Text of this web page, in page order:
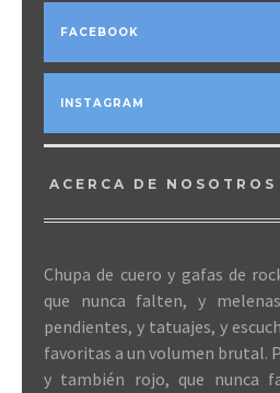
FACEBOOK
INSTAGRAM
ACERCA DE NOSOTROS
Chupa de cuero y gafas de
que nunca falten, y
pendientes, y tatuajes, y
favoritas a un volumen brutal.
y también rojo, que nunca